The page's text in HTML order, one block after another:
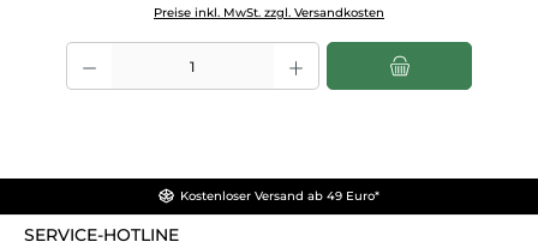
Preise inkl. MwSt. zzgl. Versandkosten
Produkt Anzahl: Gib den gewünschten Wert ein oder benutze die
Kostenloser Versand ab 49 Euro*
SERVICE-HOTLINE